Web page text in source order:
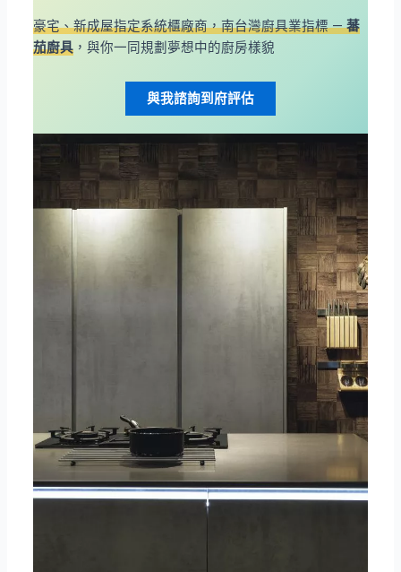
豪宅、新成屋指定系統櫃廠商，南台灣廚具業指標 —蕃
茄廚具 ，與你一同規劃夢想中的廚房樣貌
與我諮詢到府評估